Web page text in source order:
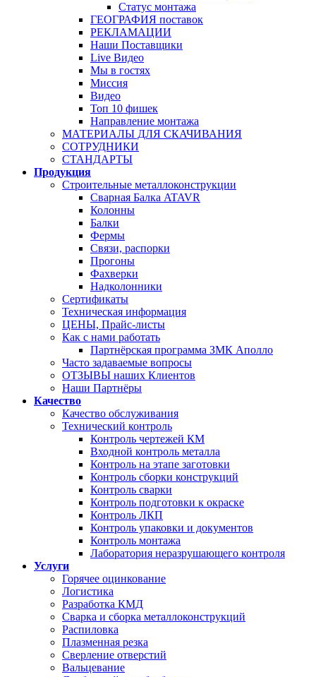
Статус монтажа
ГЕОГРАФИЯ поставок
РЕКЛАМАЦИИ
Наши Поставщики
Live Видео
Мы в гостях
Миссия
Видео
Топ 10 фишек
Направление монтажа
МАТЕРИАЛЫ ДЛЯ СКАЧИВАНИЯ
СОТРУДНИКИ
СТАНДАРТЫ
Продукция
Строительные металлоконструкции
Сварная Балка ATAVR
Колонны
Балки
Фермы
Связи, распорки
Прогоны
Фахверки
Надколонники
Сертификаты
Техническая информация
ЦЕНЫ, Прайс-листы
Как с нами работать
Партнёрская программа ЗМК Аполло
Часто задаваемые вопросы
ОТЗЫВЫ наших Клиентов
Наши Партнёры
Качество
Качество обслуживания
Технический контроль
Контроль чертежей КМ
Входной контроль металла
Контроль на этапе заготовки
Контроль сборки конструкций
Контроль сварки
Контроль подготовки к окраске
Контроль ЛКП
Контроль упаковки и документов
Контроль монтажа
Лаборатория неразрушающего контроля
Услуги
Горячее оцинкование
Логистика
Разработка КМД
Сварка и сборка металлоконструкций
Распиловка
Плазменная резка
Сверление отверстий
Вальцевание